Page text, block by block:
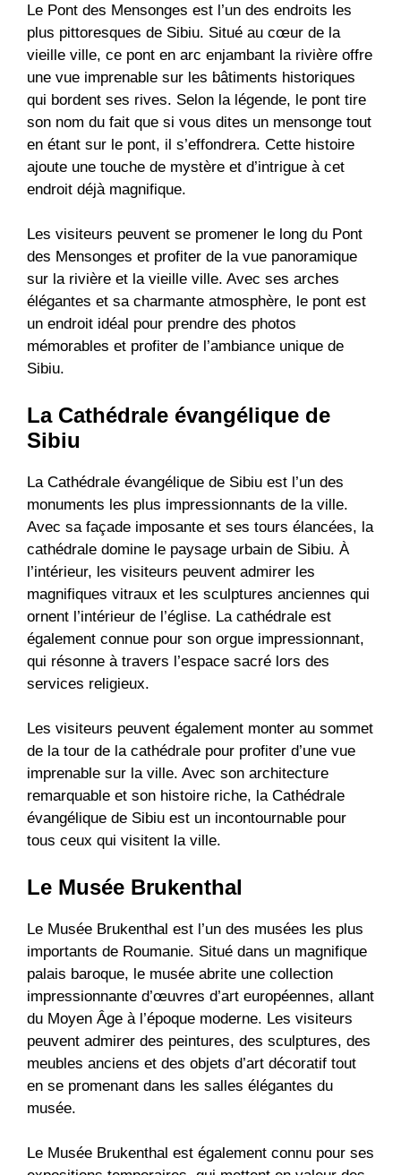
Le Pont des Mensonges est l’un des endroits les
plus pittoresques de Sibiu. Situé au cœur de la
vieille ville, ce pont en arc enjambant la rivière offre
une vue imprenable sur les bâtiments historiques
qui bordent ses rives. Selon la légende, le pont tire
son nom du fait que si vous dites un mensonge tout
en étant sur le pont, il s’effondrera. Cette histoire
ajoute une touche de mystère et d’intrigue à cet
endroit déjà magnifique.
Les visiteurs peuvent se promener le long du Pont
des Mensonges et profiter de la vue panoramique
sur la rivière et la vieille ville. Avec ses arches
élégantes et sa charmante atmosphère, le pont est
un endroit idéal pour prendre des photos
mémorables et profiter de l’ambiance unique de
Sibiu.
La Cathédrale évangélique de
Sibiu
La Cathédrale évangélique de Sibiu est l’un des
monuments les plus impressionnants de la ville.
Avec sa façade imposante et ses tours élancées, la
cathédrale domine le paysage urbain de Sibiu. À
l’intérieur, les visiteurs peuvent admirer les
magnifiques vitraux et les sculptures anciennes qui
ornent l’intérieur de l’église. La cathédrale est
également connue pour son orgue impressionnant,
qui résonne à travers l’espace sacré lors des
services religieux.
Les visiteurs peuvent également monter au sommet
de la tour de la cathédrale pour profiter d’une vue
imprenable sur la ville. Avec son architecture
remarquable et son histoire riche, la Cathédrale
évangélique de Sibiu est un incontournable pour
tous ceux qui visitent la ville.
Le Musée Brukenthal
Le Musée Brukenthal est l’un des musées les plus
importants de Roumanie. Situé dans un magnifique
palais baroque, le musée abrite une collection
impressionnante d’œuvres d’art européennes, allant
du Moyen Âge à l’époque moderne. Les visiteurs
peuvent admirer des peintures, des sculptures, des
meubles anciens et des objets d’art décoratif tout
en se promenant dans les salles élégantes du
musée.
Le Musée Brukenthal est également connu pour ses